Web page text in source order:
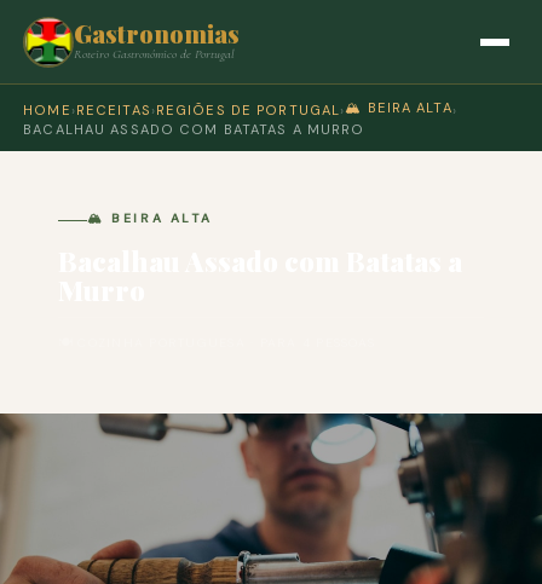
Gastronomias
Roteiro Gastronómico de Portugal
HOME › RECEITAS › REGIÕES DE PORTUGAL ›🏔️ BEIRA ALTA›
BACALHAU ASSADO COM BATATAS A MURRO
🏔️ BEIRA ALTA